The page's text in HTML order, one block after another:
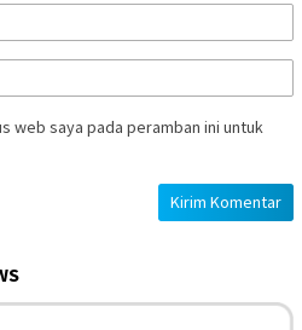
web saya pada peramban ini untuk